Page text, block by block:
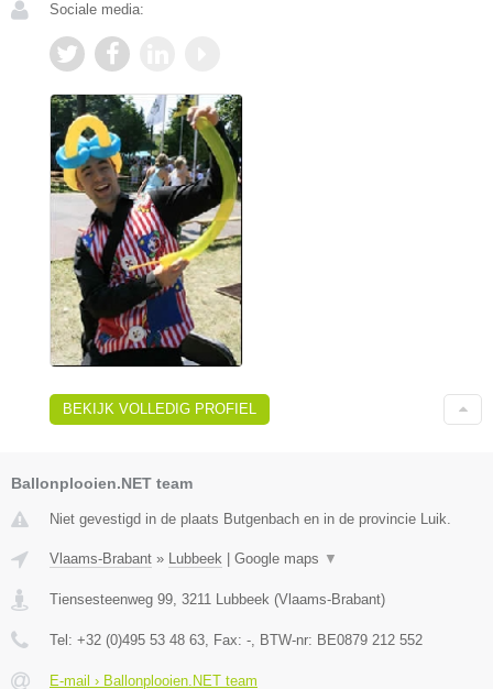
Sociale media:
BEKIJK VOLLEDIG PROFIEL
Ballonplooien.NET team
Niet gevestigd in de plaats Butgenbach en in de provincie Luik.
Vlaams-Brabant » Lubbeek Google maps ▼
Tiensesteenweg 99, 3211 Lubbeek (Vlaams-Brabant)
Tel: +32 (0)495 53 48 63, Fax: -, BTW-nr: BE0879 212 552
E-mail › Ballonplooien.NET team